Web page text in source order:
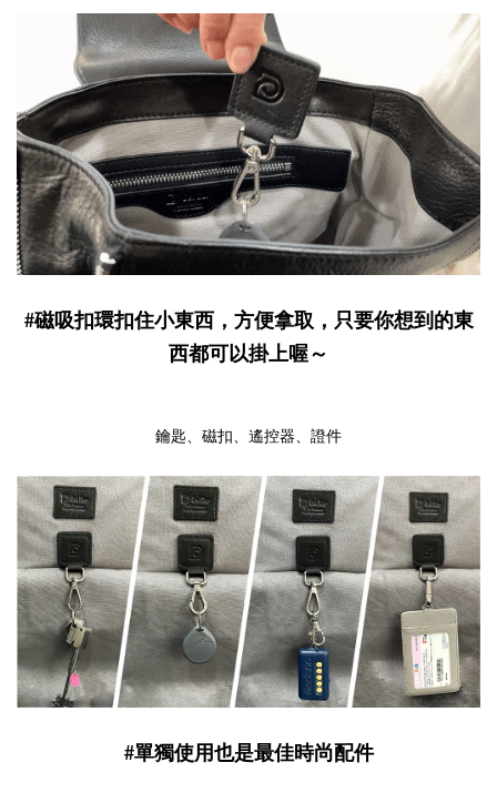
#磁吸扣環扣住小東西，方便拿取，只要你想到的東
西都可以掛上喔～
鑰匙、磁扣、遙控器、證件
#單獨使用也是最佳時尚配件